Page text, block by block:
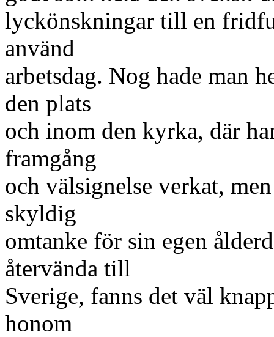
lyckönskningar till en
använd
arbetsdag. Nog hade man
den plats
och inom den kyrka, där
framgång
och välsignelse verkat,
skyldig
omtanke för sin egen
återvända till
Sverige, fanns det väl
honom